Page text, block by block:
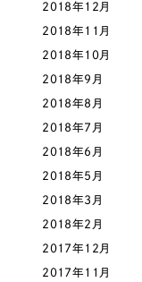
2018年12月
2018年11月
2018年10月
2018年9月
2018年8月
2018年7月
2018年6月
2018年5月
2018年3月
2018年2月
2017年12月
2017年11月